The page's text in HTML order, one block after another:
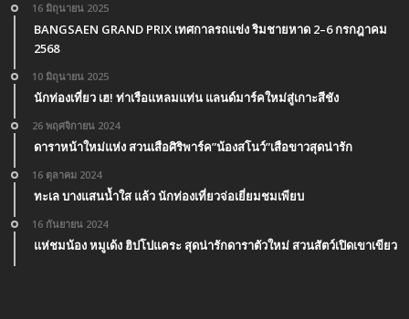
16 มิถุนายน 2025
BANGSAEN GRAND PRIX เทศกาลรถแข่ง ริมชายหาด 2–6 กรกฎาคม
2568
10 มิถุนายน 2025
นักท่องเที่ยว เฮ! ท่าเรือแหลมแท่น แลนด์มาร์คใหม่สู่เกาะสีชัง
26 พฤศจิกายน 2024
ดาราหน้าใหม่แห่ง สวนเสือศิริพาร์ค”น้องสโนว์”เสือขาวสุดน่ารัก
16 ตุลาคม 2024
ทะเล บางแสนน้ำใส แล้ว นักท่องเที่ยวจ่อเยี่ยมชมเพียบ
16 กันยายน 2024
แห่ชมน้อง หมูเด้ง ฮิปโปแคระ สุดน่ารักดาราตัวใหม่ สวนสัตว์เปิดเขาเขียว